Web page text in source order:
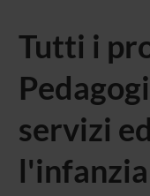
Tutti i
servizi